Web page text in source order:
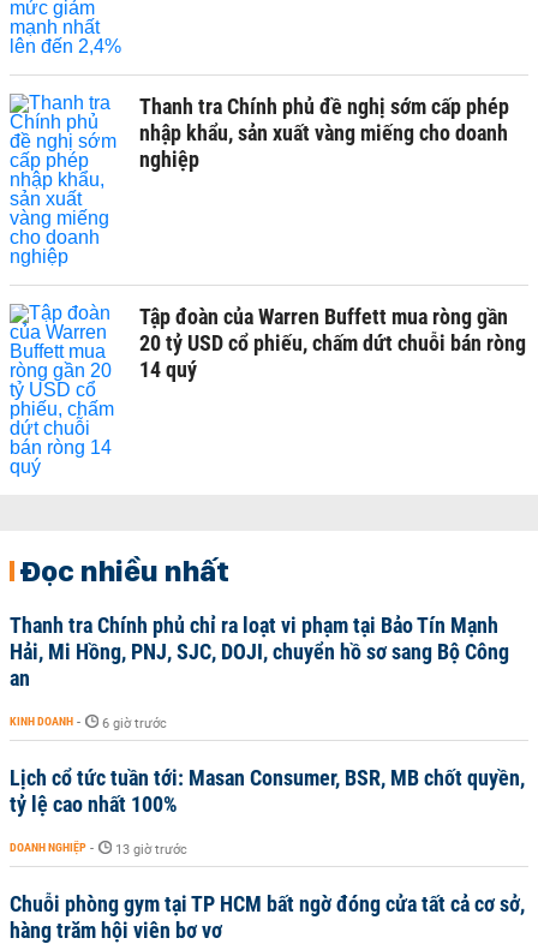
Thanh tra Chính phủ đề nghị sớm cấp phép
nhập khẩu, sản xuất vàng miếng cho doanh
nghiệp
Tập đoàn của Warren Buffett mua ròng gần
20 tỷ USD cổ phiếu, chấm dứt chuỗi bán ròng
14 quý
Đọc nhiều nhất
Thanh tra Chính phủ chỉ ra loạt vi phạm tại Bảo Tín Mạnh
Hải, Mi Hồng, PNJ, SJC, DOJI, chuyển hồ sơ sang Bộ Công
an
KINH DOANH - 6 giờ trước
Lịch cổ tức tuần tới: Masan Consumer, BSR, MB chốt quyền,
tỷ lệ cao nhất 100%
DOANH NGHIỆP - 13 giờ trước
Chuỗi phòng gym tại TP HCM bất ngờ đóng cửa tất cả cơ sở,
hàng trăm hội viên bơ vơ